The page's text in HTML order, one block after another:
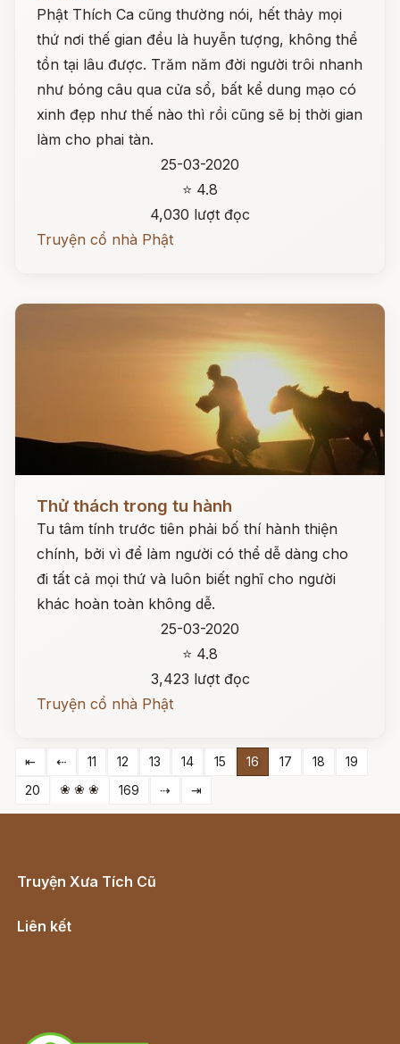
Phật Thích Ca cũng thường nói, hết thảy mọi
thứ nơi thế gian đều là huyễn tượng, không thể
tồn tại lâu được. Trăm năm đời người trôi nhanh
như bóng câu qua cửa sổ, bất kể dung mạo có
xinh đẹp như thế nào thì rồi cũng sẽ bị thời gian
làm cho phai tàn.
25-03-2020
⭐ 4.8
4,030 lượt đọc
Truyện cổ nhà Phật
Thử thách trong tu hành
Tu tâm tính trước tiên phải bố thí hành thiện
chính, bởi vì để làm người có thể dễ dàng cho
đi tất cả mọi thứ và luôn biết nghĩ cho người
khác hoàn toàn không dễ.
25-03-2020
⭐ 4.8
3,423 lượt đọc
Truyện cổ nhà Phật
⇤ ⇠ 11 12 13 14 15 16 17 18
19
20
❀ ❀ ❀ 169 ⇢ ⇥
Truyện Xưa Tích Cũ
Liên kết